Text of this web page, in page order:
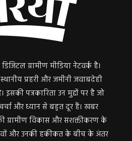
ग्रामीण मीडिया नेटवर्क है।
प्रहरी और जमीनी जवाबदेही
पत्रकारिता उन मुद्दों पर है जो
चर्चा और ध्यान से बहुत दूर हैं। खबर
ग्रामीण विकास और सशक्तीकरण के
और उनकी हकीकत के बीच के अंतर